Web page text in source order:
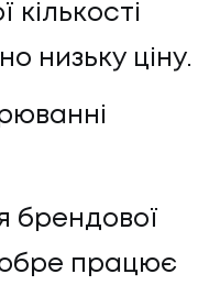
кількості
низьку ціну.
брендової
працює